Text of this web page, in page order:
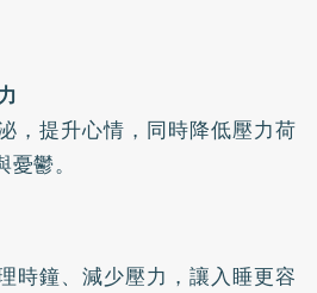
，提升心情，同時降低壓力荷
鬱。
時鐘、減少壓力，讓入睡更容